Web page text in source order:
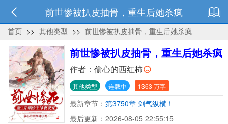
前世惨被扒皮抽骨，重生后她杀疯
首页 >> 其他类型 >> 前世惨被扒皮抽骨，重生后她杀疯
前世惨被扒皮抽骨，重生后她杀疯
作者： 偷心的西红柿
其他类型 连载中 1363 万字
最新章节： 第3750章 剑气纵横！
最后更新：2026-08-05 22:55:15